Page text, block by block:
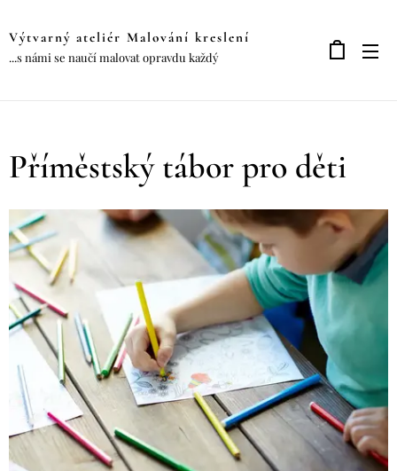
Výtvarný ateliér Malování kreslení
...s námi se naučí malovat opravdu každý
Příměstský tábor pro děti